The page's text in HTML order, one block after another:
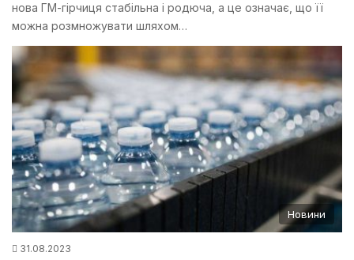
нова ГМ-гірчиця стабільна і родюча, а це означає, що її
можна розмножувати шляхом…
Новини
31.08.2023